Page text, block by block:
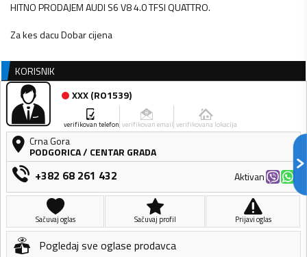
HITNO PRODAJEM AUDI S6 V8 4.0 TFSI QUATTRO.
Za kes dacu Dobar cijena
KORISNIK
XXX(RO1539)
verifikovan telefon verifikovan email verifikovana lokacija
Crna Gora
PODGORICA/ CENTAR GRADA
+382 68 261 432 Aktivan
Sačuvaj oglas Sačuvaj profil Prijavi oglas
Pogledaj sve oglase prodavca